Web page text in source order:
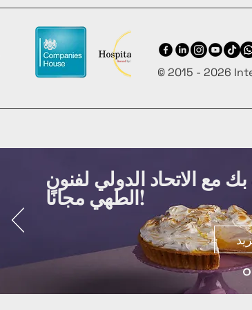
© 2015 - 2026
مع الاتحاد الدولي لفنون
الطهي مجانًا!